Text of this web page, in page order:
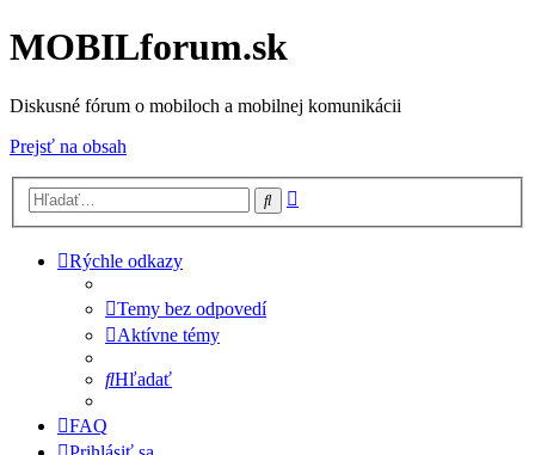
MOBILforum.sk
Diskusné fórum o mobiloch a mobilnej komunikácii
Prejsť na obsah
Hľadať
Rýchle odkazy
Temy bez odpovedí
Aktívne témy
Hľadať
FAQ